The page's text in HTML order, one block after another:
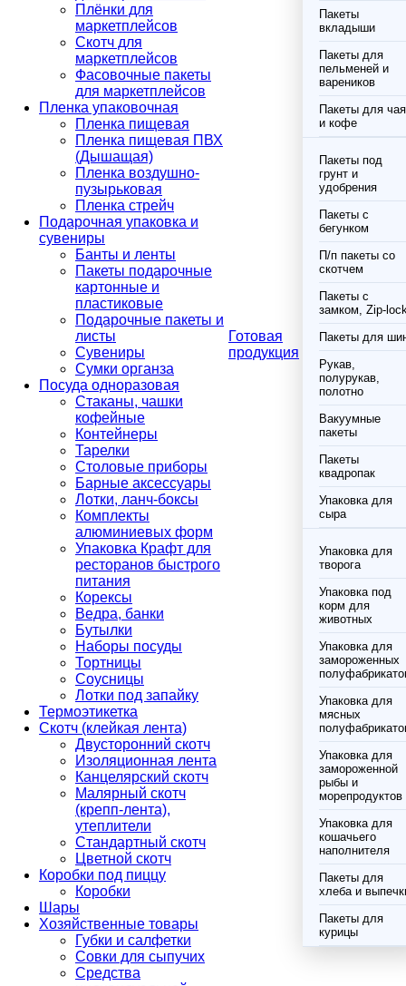
Плёнки для
маркетплейсов
Скотч для
маркетплейсов
Фасовочные пакеты
для маркетплейсов
Пленка упаковочная
Пленка пищевая
Пленка пищевая ПВХ
(Дышащая)
Пленка воздушно-
пузырьковая
Пленка стрейч
Подарочная упаковка и
сувениры
Банты и ленты
Пакеты подарочные
картонные и
пластиковые
Подарочные пакеты и
листы
Сувениры
Сумки органза
Посуда одноразовая
Стаканы, чашки
кофейные
Контейнеры
Тарелки
Столовые приборы
Барные аксессуары
Лотки, ланч-боксы
Комплекты
алюминиевых форм
Упаковка Крафт для
ресторанов быстрого
питания
Корексы
Ведра, банки
Бутылки
Наборы посуды
Тортницы
Соусницы
Лотки под запайку
Термоэтикетка
Скотч (клейкая лента)
Двусторонний скотч
Изоляционная лента
Канцелярский скотч
Малярный скотч
(крепп-лента),
утеплители
Стандартный скотч
Цветной скотч
Коробки под пиццу
Коробки
Шары
Хозяйственные товары
Губки и салфетки
Совки для сыпучих
Средства
Готовая
продукция
Пакеты
вкладыши
Пакеты для
пельменей и
вареников
Пакеты для чая
и кофе
Пакеты под
грунт и
удобрения
Пакеты с
бегунком
П/п пакеты со
скотчем
Пакеты с
замком, Zip-
Пакеты для
Рукав,
полурукав,
полотно
Вакуумные
пакеты
Пакеты
квадропак
Упаковка для
сыра
Упаковка для
творога
Упаковка под
корм для
животных
Упаковка для
замороженных
Упаковка для
мясных
Упаковка для
замороженной
рыбы и
морепродуктов
Упаковка для
кошачьего
наполнителя
Пакеты для
хлеба и
Пакеты для
курицы